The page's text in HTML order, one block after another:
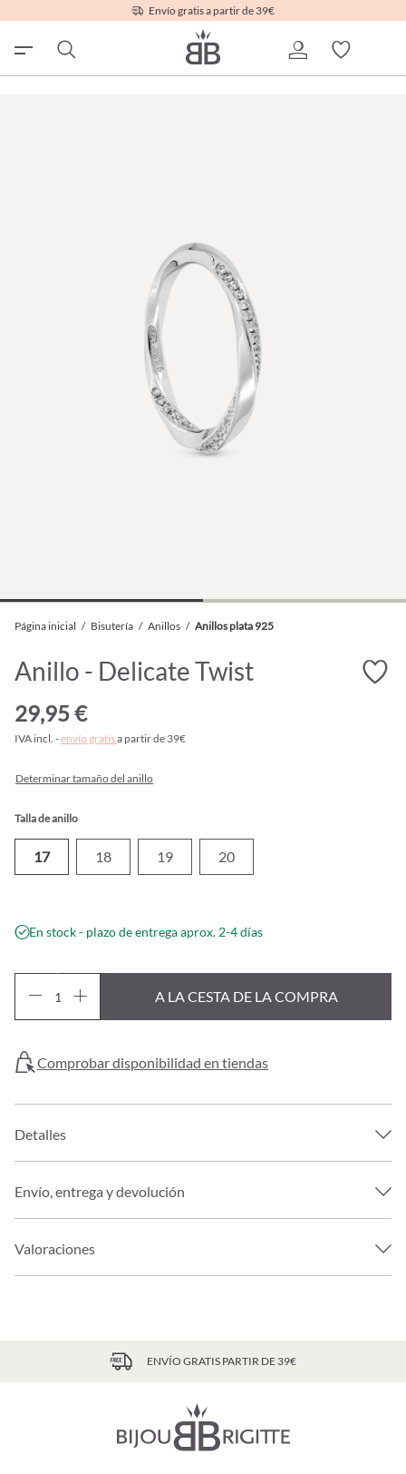
Envío gratis a partir de 39€
Página inicial / Bisutería / Anillos / Anillos plata 925
Anillo - Delicate Twist
29,95 €
IVA incl. -envío gratisa partir de 39€
Determinar tamaño del anillo
Talla de anillo
17 18 19 20
En stock - plazo de entrega aprox. 2-4 días
A LA CESTA DE LA COMPRA
Comprobar disponibilidad en tiendas
Detalles
Envío, entrega y devolución
Valoraciones
ENVÍO GRATIS PARTIR DE 39€